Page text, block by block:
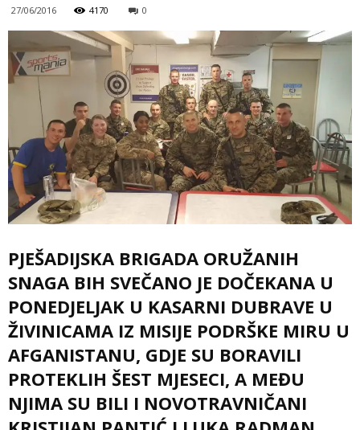
27/06/2016 4170 0
PJEŠADIJSKA BRIGADA ORUŽANIH
SNAGA BIH SVEČANO JE DOČEKANA U
PONEDJELJAK U KASARNI DUBRAVE U
ŽIVINICAMA IZ MISIJE PODRŠKE MIRU U
AFGANISTANU, GDJE SU BORAVILI
PROTEKLIH ŠEST MJESECI, A MEĐU
NJIMA SU BILI I NOVOTRAVNIČANI